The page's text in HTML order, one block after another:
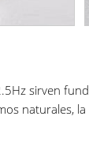
sirven
naturales,